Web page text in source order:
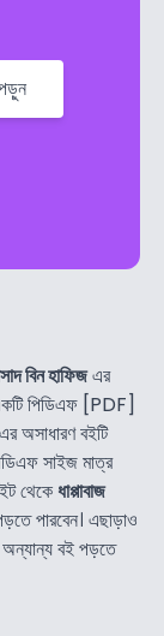
বিন হাফিজএর
পিডিএফ [PDF]
অসাধারণ বইটি
সাইজ মাত্র
থেকে ধাপ্পাবাজ
পারবেন। এছাড়াও
বই পড়তে